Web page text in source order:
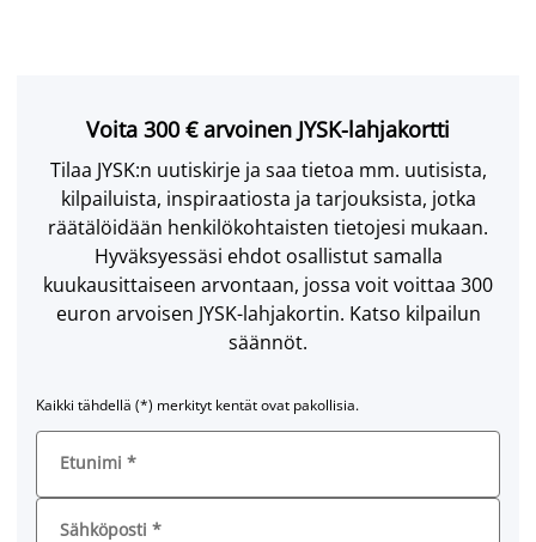
Voita 300 € arvoinen JYSK-lahjakortti
Tilaa JYSK:n uutiskirje ja saa tietoa mm. uutisista,
kilpailuista, inspiraatiosta ja tarjouksista, jotka
räätälöidään henkilökohtaisten tietojesi mukaan.
Hyväksyessäsi ehdot osallistut samalla
kuukausittaiseen arvontaan, jossa voit voittaa 300
euron arvoisen JYSK-lahjakortin. Katso kilpailun
säännöt.
Kaikki tähdellä (*) merkityt kentät ovat pakollisia.
Etunimi *
Sähköposti *